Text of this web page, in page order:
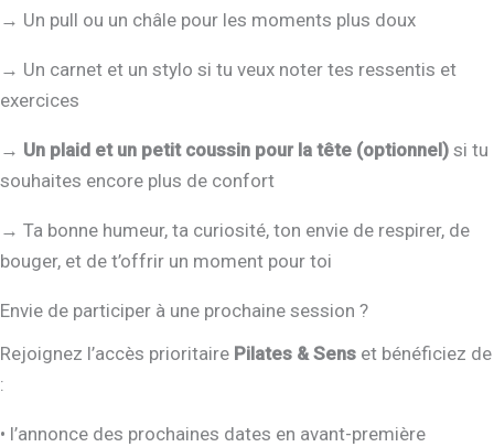
→ Un pull ou un châle pour les moments plus doux
→ Un carnet et un stylo si tu veux noter tes ressentis et
exercices
→ Un plaid et un petit coussin pour la tête (optionnel) si tu
souhaites encore plus de confort
→ Ta bonne humeur, ta curiosité, ton envie de respirer, de
bouger, et de t’offrir un moment pour toi
Envie de participer à une prochaine session ?
Rejoignez l’accès prioritaire Pilates & Sens et bénéficiez de
:
• l’annonce des prochaines dates en avant-première